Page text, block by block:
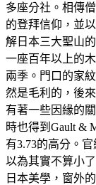
多座分社。相傳
的登拜信仰，並
解日本三大聖山
一座百年以上的
兩季。門口的家
然是毛利的，後
有著一些因緣的
時也得到Gault &
有3.73的高分。
以為其實不算小
日本美學，窗外